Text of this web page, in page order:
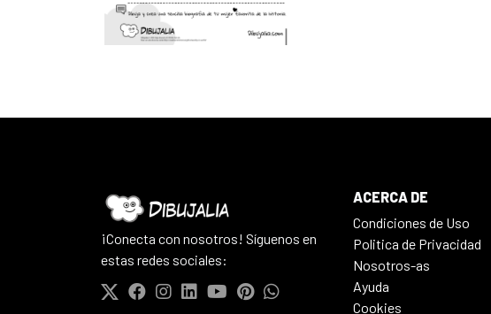
¡Conecta con nosotros! Síguenos en
estas redes sociales:
ACERCA DE
Condiciones de Uso
Politica de Privacidad
Nosotros-as
Ayuda
Cookies